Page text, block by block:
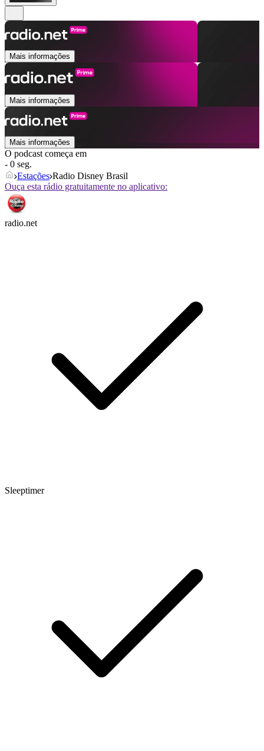
Mais informações
Mais informações
Mais informações
O podcast começa em
- 0 seg.
Estações Radio Disney Brasil
Ouça esta rádio gratuitamente no aplicativo:
radio.net
Sleeptimer